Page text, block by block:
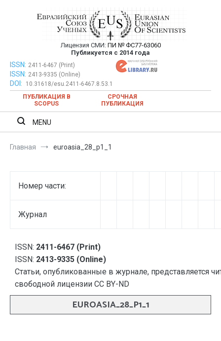
Евразийский Союз Ученых —
публикация научных статей в
ежемесячном научном журнале
Лицензия СМИ: ПИ № ФС77-63060
Публикуется с 2014 года
Евразийский Союз Ученых — публикация научных статей в
ежемесячном научном журнале
ISSN: 2411-6467 (Print)
ISSN: 2413-9335 (Online)
DOI:
10.31618/esu.2411-6467.8.53.1
ПУБЛИКАЦИЯ В
SCOPUS
СРОЧНАЯ
ПУБЛИКАЦИЯ
MENU
Главная euroasia_28_p1_1
Номер части:
Журнал
ISSN: 2411-6467 (Print)
ISSN: 2413-9335 (Online)
Статьи, опубликованные в журнале, представляется
свободной лицензии CC BY-ND
EUROASIA_28_P1_1